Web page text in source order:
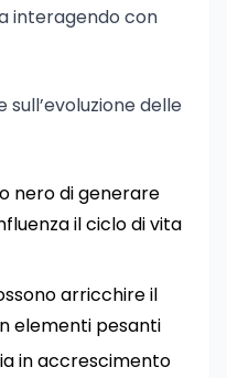
interagendo con
delle
nero di generare
il ciclo di vita
arricchire il
elementi pesanti
in accrescimento